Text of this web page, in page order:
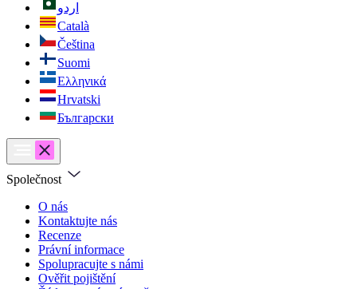
اردو
Català
Čeština
Suomi
Ελληνικά
Hrvatski
Български
Společnost
O nás
Kontaktujte nás
Recenze
Právní informace
Spolupracujte s námi
Ověřit pojištění